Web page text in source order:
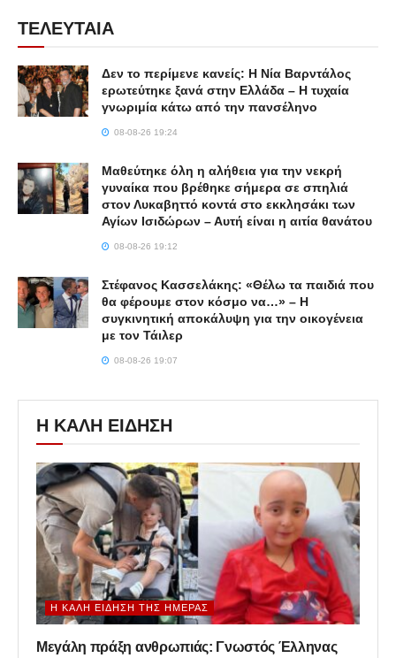
ΤΕΛΕΥΤΑΙΑ
Δεν το περίμενε κανείς: Η Νία Βαρντάλος
ερωτεύτηκε ξανά στην Ελλάδα – Η τυχαία
γνωριμία κάτω από την πανσέληνο
08-08-26 19:24
Μαθεύτηκε όλη η αλήθεια για την νεκρή
γυναίκα που βρέθηκε σήμερα σε σπηλιά
στον Λυκαβηττό κοντά στο εκκλησάκι των
Αγίων Ισιδώρων – Αυτή είναι η αιτία θανάτου
08-08-26 19:12
Στέφανος Κασσελάκης: «Θέλω τα παιδιά που
θα φέρουμε στον κόσμο να…» – Η
συγκινητική αποκάλυψη για την οικογένεια
με τον Τάιλερ
08-08-26 19:07
Η ΚΑΛΗ ΕΙΔΗΣΗ
Η ΚΑΛΉ ΕΊΔΗΣΗ ΤΗΣ ΗΜΈΡΑΣ
Μεγάλη πράξη ανθρωπιάς: Γνωστός Έλληνας